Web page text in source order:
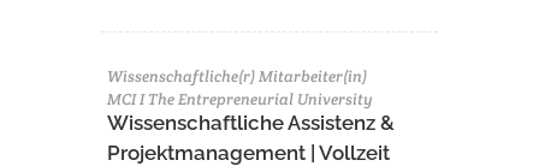
Wissenschaftliche(r) Mitarbeiter(in)
MCI I The Entrepreneurial University
Wissenschaftliche Assistenz &
Projektmanagement | Vollzeit